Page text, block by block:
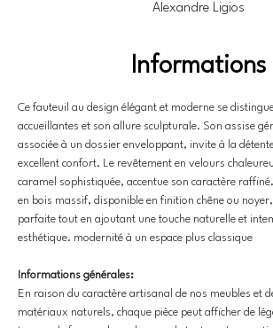
Alexandre Ligios
Informations
Ce fauteuil au design élégant et moderne se
accueillantes et son allure sculpturale. Son assise
associée à un dossier enveloppant, invite à la
excellent confort. Le revêtement en velours
caramel sophistiquée, accentue son caractère
en bois massif, disponible en finition chêne ou
parfaite tout en ajoutant une touche naturelle et
esthétique. modernité à un espace plus classique
Informations générales:
En raison du caractère artisanal de nos meubles et
matériaux naturels, chaque pièce peut afficher de